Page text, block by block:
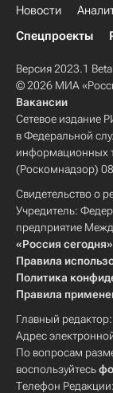
Новости
Спецпроекты
Версия 2023.1 Beta
© 2026 МИА
Вакансии
Сетевое издание
в Федеральной
информационных
(Роскомнадзор)
Свидетельство о
Учредитель:
предприятие
«Россия сегодня»
Правила
Политика
Правила
Главный редактор:
Адрес
По вопросам
воспользуйтесь
Телефон Редакции: